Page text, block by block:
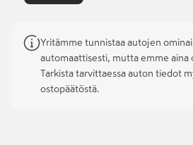
Yritämme tunnistaa autojen
automaattisesti, mutta emme aina
Tarkista tarvittaessa auton tiedot
ostopäätöstä.